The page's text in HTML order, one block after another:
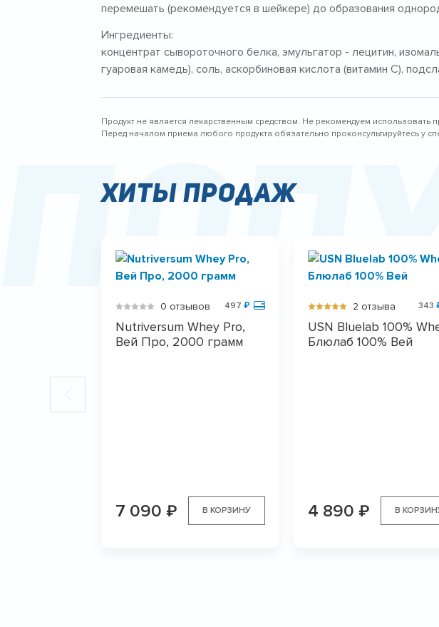
перемешать (рекомендуется в шейкере) до образования
Ингредиенты:
концентрат сывороточного белка, эмульгатор - лецитин,
гуаровая камедь), соль, аскорбиновая кислота (витамин С),
Продукт не является лекарственным средством. Не рекомендуем использовать
Перед началом приема любого продукта обязательно проконсультируйтесь у
Хиты продаж
0 отзывов 497 ₽
Nutriversum Whey Pro,
Вей Про, 2000 грамм
7 090 ₽ В КОРЗИНУ
2 отзыва 343
USN Bluelab 100%
Блюлаб 100% Вей
4 890 ₽ В